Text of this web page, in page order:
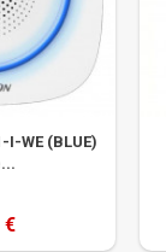
WE (BLUE)
€